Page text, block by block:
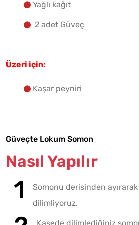
Yağlı kağıt
2 adet Güveç
Üzeri için:
Kaşar peyniri
Güveçte Lokum Somon
Nasıl Yapılır
Somonu derisinden
dilimliyoruz.